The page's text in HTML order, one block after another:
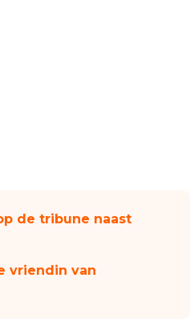
de tribune naast
vriendin van